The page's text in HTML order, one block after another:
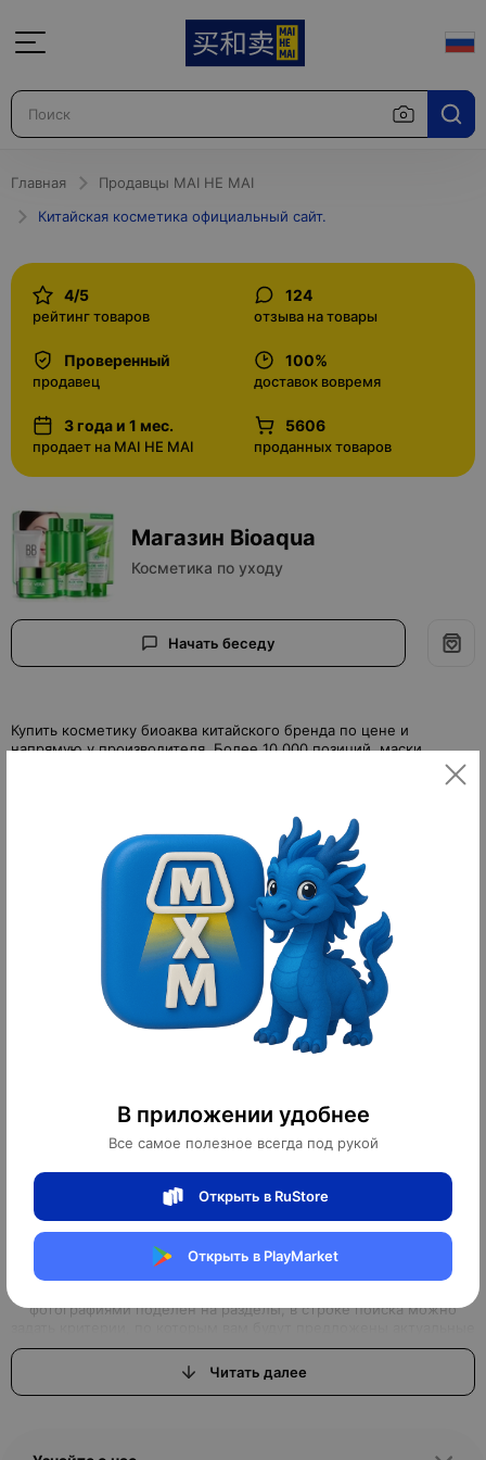
В приложении удобнее
Все самое полезное всегда под рукой
Открыть в RuStore
Открыть в PlayMarket
Главная
Продавцы MAI HE MAI
Китайская косметика официальный сайт.
4/5
рейтинг товаров
124
отзыва на товары
Проверенный
продавец
100%
доставок вовремя
3 года и 1 мес.
продает на MAI HE MAI
5606
проданных товаров
Магазин Bioaqua
Косметика по уходу
Начать беседу
Купить косметику биоаква китайского бренда по цене и
напрямую у производителя. Более 10.000 позиций, маски,
крема, сыворотки, патчи, крема для лица и другая продукция.
Все товары Bioaqua
Фильтры По популярности
Товаров не найдено
высокое качество
Крупнейший в России интернет-магазин MAI HE MAI по продаже
с 2011 года. Здесь можно найти товары на любой вкус по
доступным ценам. Широкий, регулярно обновляющийся
качественными покупками, не выходя из дома. Мы предлагаем
покупателям большой выбор дизайнерской мебели,
светильников, бра, торшеров, быструю доставку всего
фотографиями поделён на разделы, в строке поиска можно
варианты товаров нашего магазина.Интернет-магазин, где вы
можете найти всё, что ищете
Вы задумали начать ремонт или просто обновить дизайн
Читать далее